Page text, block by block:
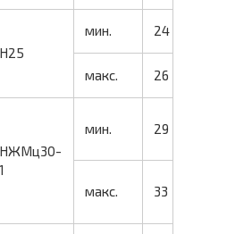
мин. 24
макс. 26
мин. 29
макс. 33